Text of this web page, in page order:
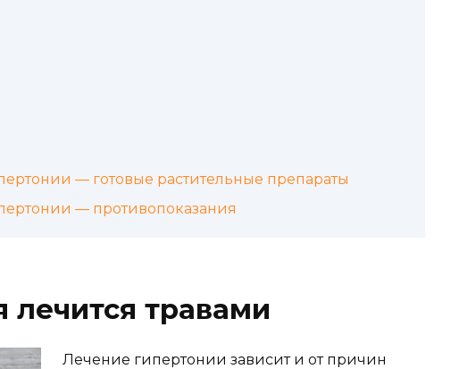
— готовые растительные препараты
— противопоказания
лечится травами
Лечение гипертонии зависит и от причин